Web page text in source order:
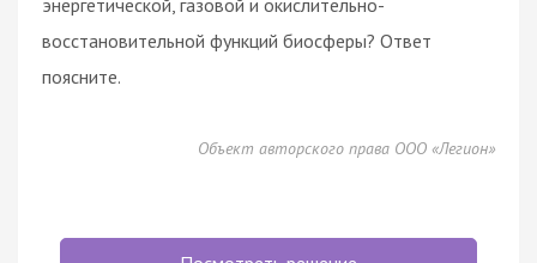
восстановительной функций биосферы? Ответ
поясните.
Объект авторского права ООО «Легион»